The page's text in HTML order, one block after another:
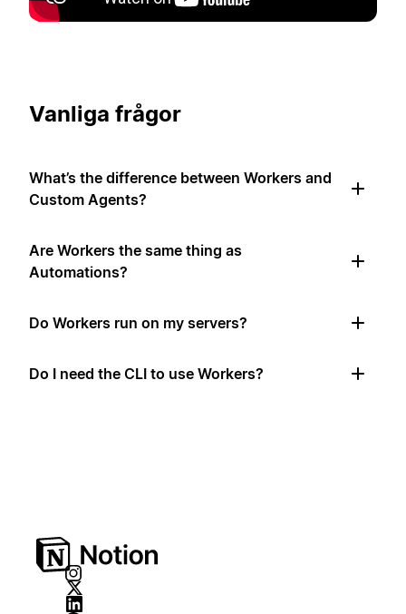
Vanliga frågor
What’s the difference between Workers and
Custom Agents?
Are Workers the same thing as
Automations?
Do Workers run on my servers?
Do I need the CLI to use Workers?